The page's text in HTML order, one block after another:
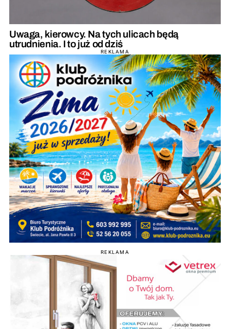
Uwaga, kierowcy. Na tych ulicach będą
utrudnienia. I to już od dziś
REKLAMA
REKLAMA